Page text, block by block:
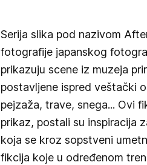
Serija slika pod nazivom
fotografije japanskog
prikazuju scene iz muzeja
postavljene ispred veštački
pejzaža, trave, snega... Ovi
prikaz, postali su inspiracija
koja se kroz sopstveni
fikcija koje u određenom